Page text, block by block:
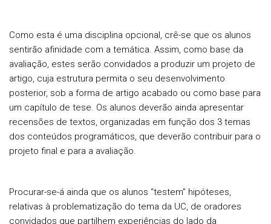
Como esta é uma disciplina opcional, crê-se que os alunos
sentirão afinidade com a temática. Assim, como base da
avaliação, estes serão convidados a produzir um projeto de
artigo, cuja estrutura permita o seu desenvolvimento
posterior, sob a forma de artigo acabado ou como base para
um capítulo de tese. Os alunos deverão ainda apresentar
recensões de textos, organizadas em função dos 3 temas
dos conteúdos programáticos, que deverão contribuir para o
projeto final e para a avaliação.
Procurar-se-á ainda que os alunos “testem” hipóteses,
relativas à problematização do tema da UC, de oradores
convidados que partilhem experiências do lado da